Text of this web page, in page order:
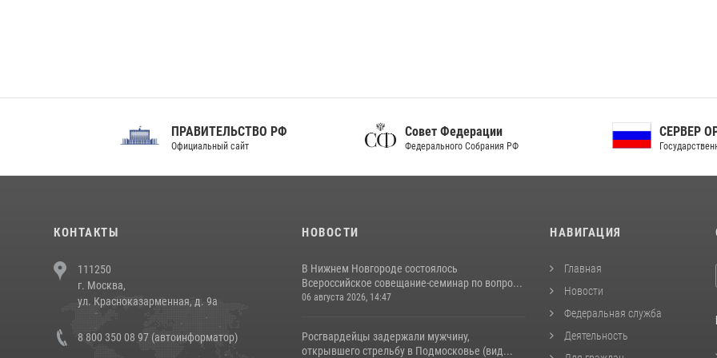
ПРАВИТЕЛЬСТВО РФ
Официальный сайт
Совет Федерации
Федерального Собрания РФ
СЕРВЕР ОРГАНОВ
Государственной власти РФ
КОНТАКТЫ
111250
г. Москва,
ул. Красноказарменная, д. 9а
8 800 350 08 97 (автоинформатор)
НОВОСТИ
В Нижнем Новгороде состоялось
Всероссийское совещание-семинар по вопро...
06 августа 2026, 14:47
Росгвардейцы задержали мужчину,
открывшего стрельбу в Подмосковье (вид...
НАВИГАЦИЯ
Главная
Новости
Федеральная служба
Деятельность